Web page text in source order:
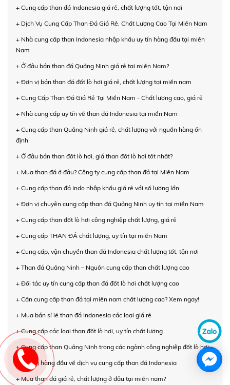
+ Cung cấp than đá Indonesia giá rẻ, chất lượng tốt, tận nơi
+ Dịch Vụ Cung Cấp Than Đá Giá Rẻ, Chất Lượng Cao Tại Miền Nam
+ Nhà cung cấp than Indonesia nhập khẩu uy tín hàng đầu tại miền
Nam
+ Ở đâu bán than đá Quảng Ninh giá rẻ tại miền Nam?
+ Đơn vị bán than đá đốt lò hơi giá rẻ, chất lượng tại miền nam
+ Cung Cấp Than Đá Giá Rẻ Tại Miền Nam - Chất lượng cao, giá rẻ
+ Nhà cung cấp uy tín về than đá Indonesia tại miền Nam
+ Cung cấp than Quảng Ninh giá rẻ, chất lượng với nguồn hàng ổn
định
+ Ở đâu bán than đốt lò hơi, giá than đốt lò hơi tốt nhất?
+ Mua than đá ở đâu? Công ty cung cấp than đá tại Miền Nam
+ Cung cấp than đá Indo nhập khẩu giá rẻ với số lượng lớn
+ Đơn vị chuyên cung cấp than đá Quảng Ninh uy tín tại miền Nam
+ Cung cấp than đốt lò hơi công nghiệp chất lượng, giá rẻ
+ Cung cấp THAN ĐÁ chất lượng, uy tín tại miền Nam
+ Cung cấp, vận chuyển than đá Indonesia chất lượng tốt, tận nơi
+ Than đá Quảng Ninh – Nguồn cung cấp than chất lượng cao
+ Đối tác uy tín cung cấp than đá đốt lò hơi chất lượng cao
+ Cần cung cấp than đá tại miền nam chất lượng cao? Xem ngay!
+ Mua bán sỉ lẻ than đá Indonesia các loại giá rẻ
+ Cung cấp các loại than đốt lò hơi, uy tín chất lượng
+ Cung cấp than Quảng Ninh trong các ngành công nghiệp đốt lò hơi
+ Đơn vị hàng đầu về dịch vụ cung cấp than đá Indonesia
+ Mua than đá giá rẻ, chất lượng ở đâu tại miền nam?